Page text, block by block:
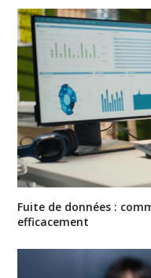
Fuite de données :
efficacement